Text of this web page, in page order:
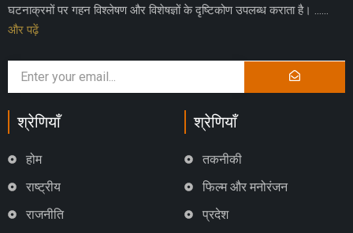
घटनाक्रमों पर गहन विश्लेषण और विशेषज्ञों के दृष्टिकोण उपलब्ध कराता है। ……
और पढ़ें
श्रेणियाँ
होम
राष्ट्रीय
राजनीति
श्रेणियाँ
तकनीकी
फिल्म और मनोरंजन
प्रदेश